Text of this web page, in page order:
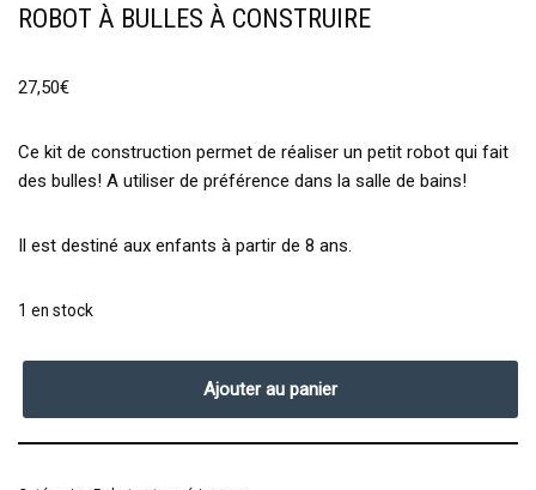
ROBOT À BULLES À CONSTRUIRE
27,50€
Ce kit de construction permet de réaliser un petit robot qui fait
des bulles! A utiliser de préférence dans la salle de bains!
Il est destiné aux enfants à partir de 8 ans.
1 en stock
Ajouter au panier